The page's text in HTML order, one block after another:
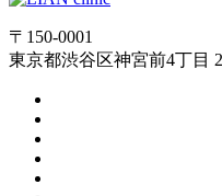
〒150-0001
東京都渋谷区神宮前4丁目